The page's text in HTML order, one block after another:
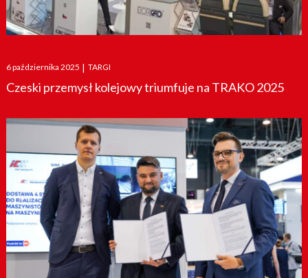
Posted
on
6 października 2025 | TARGI
Czeski przemysł kolejowy triumfuje na TRAKO 2025